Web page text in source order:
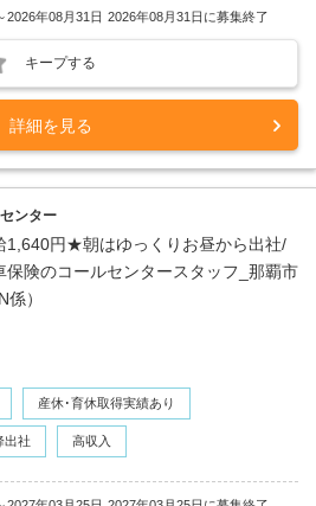
2026年08月31日 2026年08月31日に募集終了
キープする
詳細を見る
ンター
1,640円★朝はゆっくりお昼から出社/
保険のコールセンタースタッフ_那覇市
係）
産休･育休取得実績あり
出社 高収入